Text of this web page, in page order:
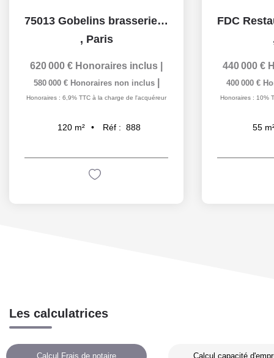
75013 Gobelins brasserie d'angle de 120 m2 avec terrasse...
, Paris
620 000 € Honoraires inclus
580 000 € Honoraires non inclus
Honoraires : 6,9% TTC à la charge de l'acquéreur
120 m² Réf : 888
440 000 €
400 000 €
Honoraires : 10%
55
Les calculatrices
Calcul Frais de notaire Calcul capacité